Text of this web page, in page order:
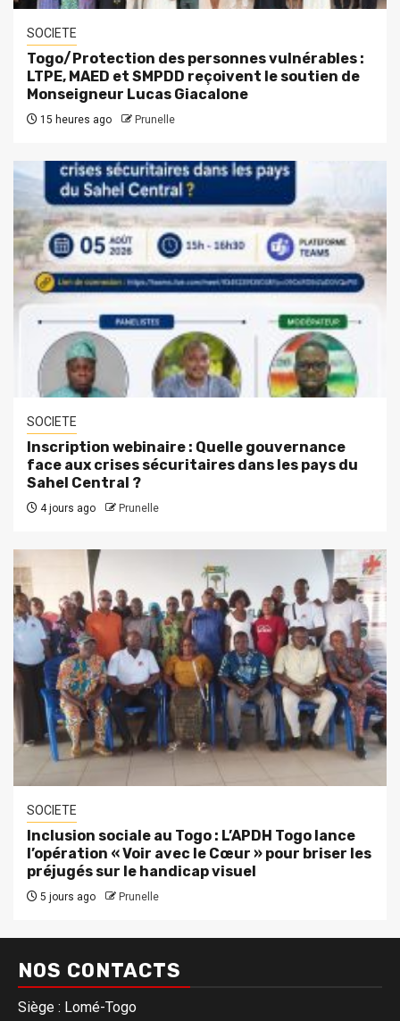
SOCIETE
Togo/Protection des personnes vulnérables :
LTPE, MAED et SMPDD reçoivent le soutien de
Monseigneur Lucas Giacalone
15 heures ago Prunelle
SOCIETE
Inscription webinaire : Quelle gouvernance
face aux crises sécuritaires dans les pays du
Sahel Central ?
4 jours ago Prunelle
SOCIETE
Inclusion sociale au Togo : L’APDH Togo lance
l’opération « Voir avec le Cœur » pour briser les
préjugés sur le handicap visuel
5 jours ago Prunelle
NOS CONTACTS
Siège : Lomé-Togo